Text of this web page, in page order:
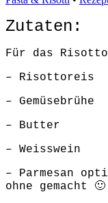
Zutaten:
Für das
– Risottoreis
– Gemüsebrühe
– Butter
– Weisswein
– Parmesan
ohne gemacht 🙂